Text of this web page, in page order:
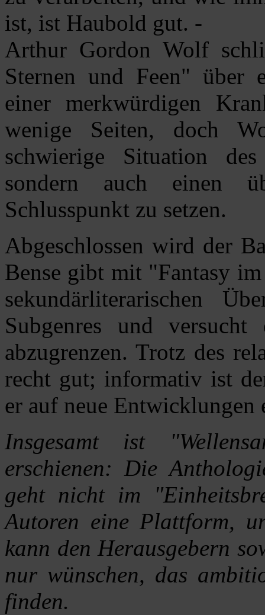
ist, ist Haubold gut. -
Arthur Gordon Wolf
Sternen und Feen" über
einer merkwürdigen
wenige Seiten, doch
schwierige Situation
sondern auch einen
Schlusspunkt zu setzen.
Abgeschlossen wird der
Bense gibt mit "Fantasy
sekundärliterarischen
Subgenres und
abzugrenzen. Trotz des
recht gut; informativ ist
er auf neue Entwicklungen
Insgesamt ist
erschienen: Die
geht nicht im
Autoren eine Plattform,
kann den Herausgebern
nur wünschen, das
finden.